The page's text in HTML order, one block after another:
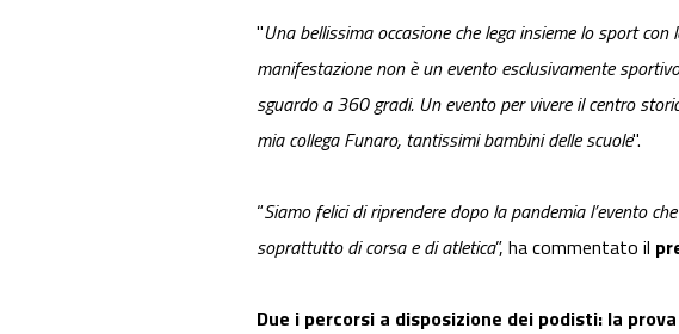
"Una bellissima occasione che lega insieme lo sport con
manifestazione non è un evento esclusivamente
sguardo a 360 gradi. Un evento per vivere il centro
mia collega Funaro, tantissimi bambini delle scuole".
“Siamo felici di riprendere dopo la pandemia l’evento
soprattutto di corsa e di atletica”, ha commentato il
Due i percorsi a disposizione dei podisti: la